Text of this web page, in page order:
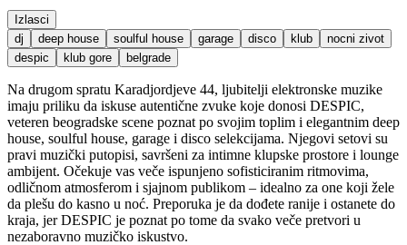
Izlasci
dj
deep house soulful house garage disco klub
nocni zivot
despic
klub gore belgrade
Na drugom spratu Karadjordjeve 44, ljubitelji elektronske muzike
imaju priliku da iskuse autentične zvuke koje donosi DESPIC,
veteren beogradske scene poznat po svojim toplim i elegantnim deep
house, soulful house, garage i disco selekcijama. Njegovi setovi su
pravi muzički putopisi, savršeni za intimne klupske prostore i lounge
ambijent. Očekuje vas veče ispunjeno sofisticiranim ritmovima,
odličnom atmosferom i sjajnom publikom – idealno za one koji žele
da plešu do kasno u noć. Preporuka je da dođete ranije i ostanete do
kraja, jer DESPIC je poznat po tome da svako veče pretvori u
nezaboravno muzičko iskustvo.